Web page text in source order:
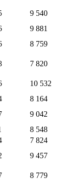
9 540
9 881
8 759
7 820
10 532
8 164
9 042
8 548
7 824
9 457
8 779